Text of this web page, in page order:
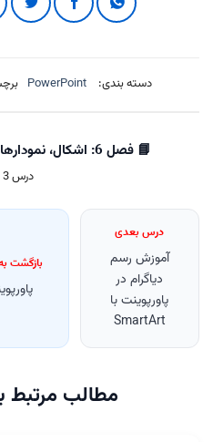
دسته بندی: PowerPoint
📘 فصل 6: اشکال، نمودارها و فرمول‌ها در پاورپوینت
درس 3 از 5
درس بعدی
آموزش رسم
دیاگرام در
پاورپوینت با
SmartArt
بازگشت
مطالب مرتبط